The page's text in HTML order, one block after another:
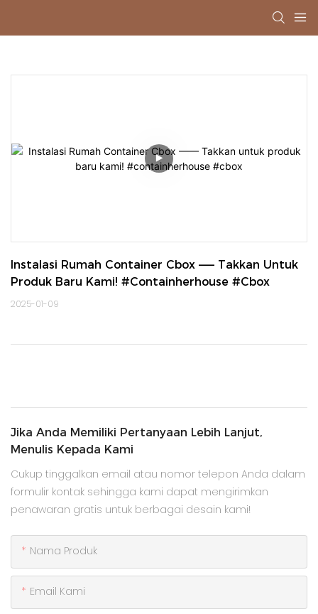
Instalasi Rumah Container Cbox —— Takkan Untuk
Produk Baru Kami! #containherhouse #cbox
2025-01-09
Jika Anda Memiliki Pertanyaan Lebih Lanjut,
Menulis Kepada Kami
Cukup tinggalkan email atau nomor telepon Anda dalam
formulir kontak sehingga kami dapat mengirimkan
penawaran gratis untuk berbagai desain kami!
Nama Produk
Email Kami